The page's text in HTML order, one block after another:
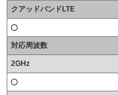
クアッドバンドLTE
対応周波数
2GHz